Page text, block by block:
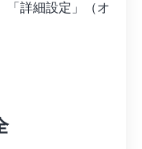
「詳細設定」（オ